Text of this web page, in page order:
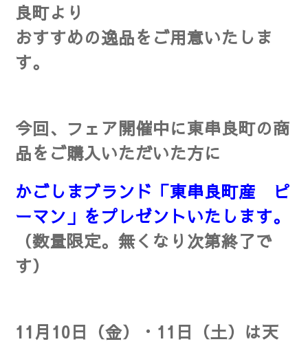
良町より
おすすめの逸品をご用意いたしま
す。
今回、フェア開催中に東串良町の商
品をご購入いただいた方に
かごしまブランド「東串良町産 ピ
ーマン」をプレゼントいたします。
（数量限定。無くなり次第終了で
す）
11月10日（金）・11日（土）は天